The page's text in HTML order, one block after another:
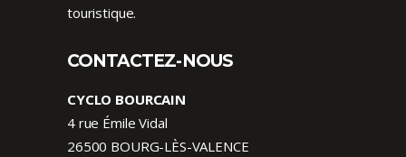
touristique.
CONTACTEZ-NOUS
CYCLO BOURCAIN
4 rue Émile Vidal
26500 BOURG-LÈS-VALENCE